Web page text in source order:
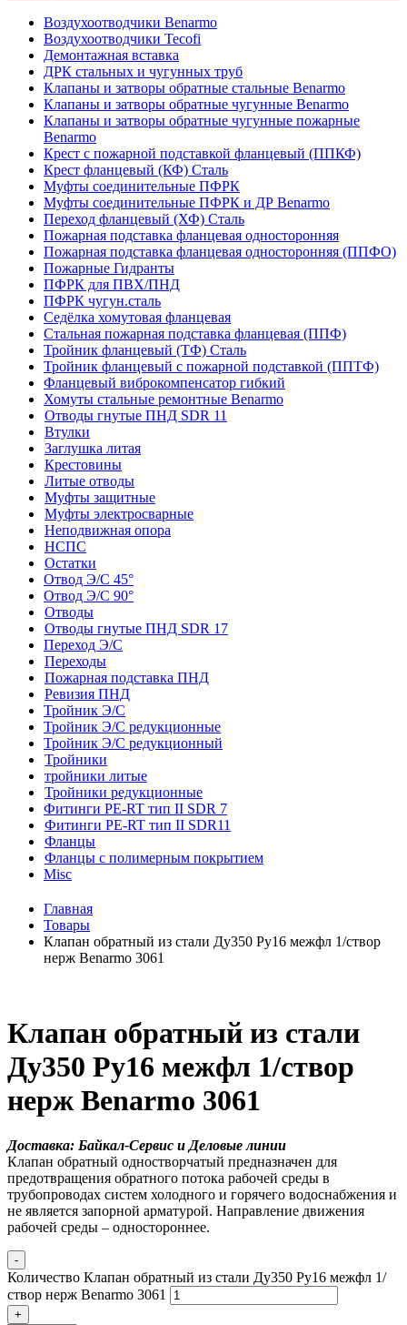
Воздухоотводчики Benarmo
Воздухоотводчики Tecofi
Демонтажная вставка
ДРК стальных и чугунных труб
Клапаны и затворы обратные стальные Benarmo
Клапаны и затворы обратные чугунные Benarmo
Клапаны и затворы обратные чугунные пожарные
Benarmo
Крест с пожарной подставкой фланцевый (ППКФ)
Крест фланцевый (КФ) Сталь
Муфты соединительные ПФРК
Муфты соединительные ПФРК и ДР Benarmo
Переход фланцевый (ХФ) Сталь
Пожарная подставка фланцевая односторонняя
Пожарная подставка фланцевая односторонняя (ППФО)
Пожарные Гидранты
ПФРК для ПВХ/ПНД
ПФРК чугун.сталь
Седёлка хомутовая фланцевая
Стальная пожарная подставка фланцевая (ППФ)
Тройник фланцевый (ТФ) Сталь
Тройник фланцевый с пожарной подставкой (ППТФ)
Фланцевый виброкомпенсатор гибкий
Хомуты стальные ремонтные Benarmo
Отводы гнутые ПНД SDR 11
Втулки
Заглушка литая
Крестовины
Литые отводы
Муфты защитные
Муфты электросварные
Неподвижная опора
НСПС
Остатки
Отвод Э/С 45°
Отвод Э/С 90°
Отводы
Отводы гнутые ПНД SDR 17
Переход Э/С
Переходы
Пожарная подставка ПНД
Ревизия ПНД
Тройник Э/С
Тройник Э/С редукционные
Тройник Э/С редукционный
Тройники
тройники литые
Тройники редукционные
Фитинги PE-RT тип II SDR 7
Фитинги PE-RT тип II SDR11
Фланцы
Фланцы с полимерным покрытием
Misc
Главная
Товары
Клапан обратный из стали Ду350 Ру16 межфл 1/створ
нерж Benarmo 3061
Клапан обратный из стали
Ду350 Ру16 межфл 1/створ
нерж Benarmo 3061
Доставка: Байкал-Сервис и Деловые линии
Клапан обратный одностворчатый предназначен для
предотвращения обратного потока рабочей среды в
трубопроводах систем холодного и горячего водоснабжения и
не является запорной арматурой. Направление движения
рабочей среды – одностороннее.
-
Количество Клапан обратный из стали Ду350 Ру16 межфл 1/
створ нерж Benarmo 3061
+